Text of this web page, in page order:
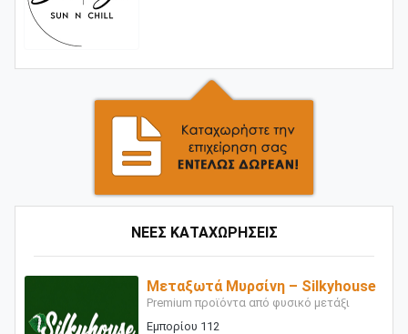
ΝΕΕΣ ΚΑΤΑΧΩΡΗΣΕΙΣ
Μεταξωτά Μυρσίνη – Silkyhouse
Premium προϊόντα από φυσικό μετάξι
Εμπορίου 112